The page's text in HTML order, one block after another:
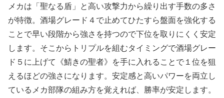
メカは「聖なる盾」と高い攻撃力から繰り出す手数の多さ
が特徴。酒場グレード４で止めてひたすら盤面を強化する
ことで早い段階から強さを持つので下位を取りにくく安定
します。そこからトリプルを組むタイミングで酒場グレー
ド５に上げて《鯖きの聖者》を手に入れることで１位を狙
えるほどの強さになります。安定感と高いパワーを両立し
ているメカ部隊の組み方を覚えれば、勝率が安定します。